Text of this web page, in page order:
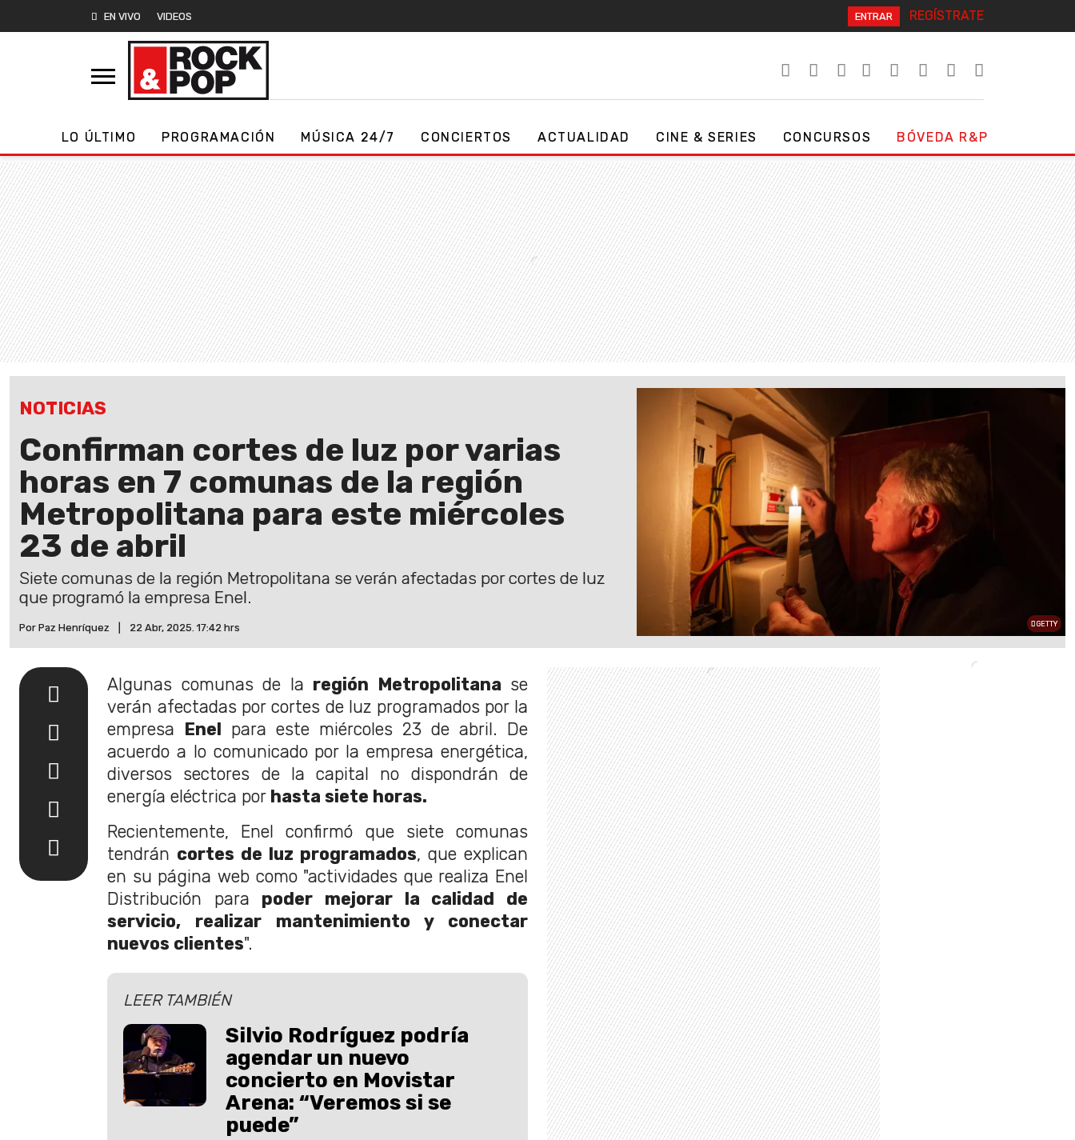
EN VIVO VIDEOS ENTRAR REGÍSTRATE
LO ÚLTIMO PROGRAMACIÓN MÚSICA 24/7 CONCIERTOS ACTUALIDAD CINE & SERIES CONCURSOS BÓVEDA R&P
NOTICIAS
Confirman cortes de luz por varias
horas en 7 comunas de la región
Metropolitana para este miércoles
23 de abril
Siete comunas de la región Metropolitana se verán afectadas por cortes de luz
que programó la empresa Enel.
Por Paz Henríquez 22 Abr, 2025. 17:42 hrs GETTY
Algunas comunas de la región Metropolitana se
verán afectadas por cortes de luz programados por la
empresa Enel para este miércoles 23 de abril. De
acuerdo a lo comunicado por la empresa energética,
diversos sectores de la capital no dispondrán de
energía eléctrica por hasta siete horas.
Recientemente, Enel confirmó que siete comunas
tendrán cortes de luz programados, que explican
en su página web como "actividades que realiza Enel
Distribución para poder mejorar la calidad de
servicio, realizar mantenimiento y conectar
nuevos clientes".
LEER TAMBIÉN
Silvio Rodríguez podría
agendar un nuevo
concierto en Movistar
Arena: “Veremos si se
puede”